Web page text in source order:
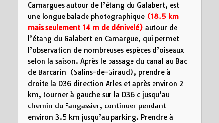
Camargues autour de l’étang du Galabert, est
une longue balade photographique (18.5 km
mais seulement 14 m de dénivelé) autour de
l’étang du Galabert en Camargue, qui permet
l’observation de nombreuses espèces d’oiseaux
selon la saison. Après le passage du canal au Bac
de Barcarin (Salins-de-Giraud), prendre à
droite la D36 direction Arles et après environ 2
km, tourner à gauche sur la D36 c jusqu’au
chemin du Fangassier, continuer pendant
environ 3.5 km jusqu’au parking. Prendre à